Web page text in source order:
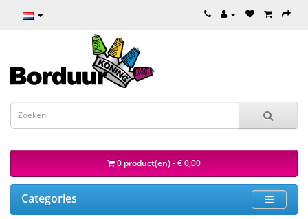
0 product(en) - € 0,00
Categories